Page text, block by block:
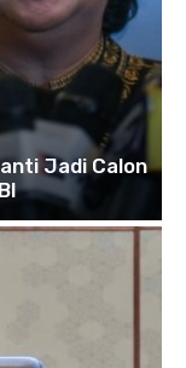
Jadi Calon